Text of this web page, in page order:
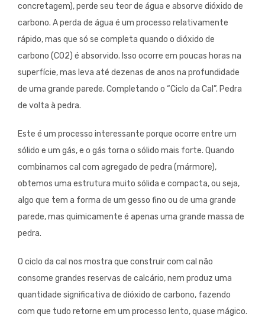
concretagem), perde seu teor de água e absorve dióxido de
carbono. A perda de água é um processo relativamente
rápido, mas que só se completa quando o dióxido de
carbono (CO2) é absorvido. Isso ocorre em poucas horas na
superfície, mas leva até dezenas de anos na profundidade
de uma grande parede. Completando o “Ciclo da Cal”. Pedra
de volta à pedra.
Este é um processo interessante porque ocorre entre um
sólido e um gás, e o gás torna o sólido mais forte. Quando
combinamos cal com agregado de pedra (mármore),
obtemos uma estrutura muito sólida e compacta, ou seja,
algo que tem a forma de um gesso fino ou de uma grande
parede, mas quimicamente é apenas uma grande massa de
pedra.
O ciclo da cal nos mostra que construir com cal não
consome grandes reservas de calcário, nem produz uma
quantidade significativa de dióxido de carbono, fazendo
com que tudo retorne em um processo lento, quase mágico.